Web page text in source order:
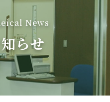
News
らせ